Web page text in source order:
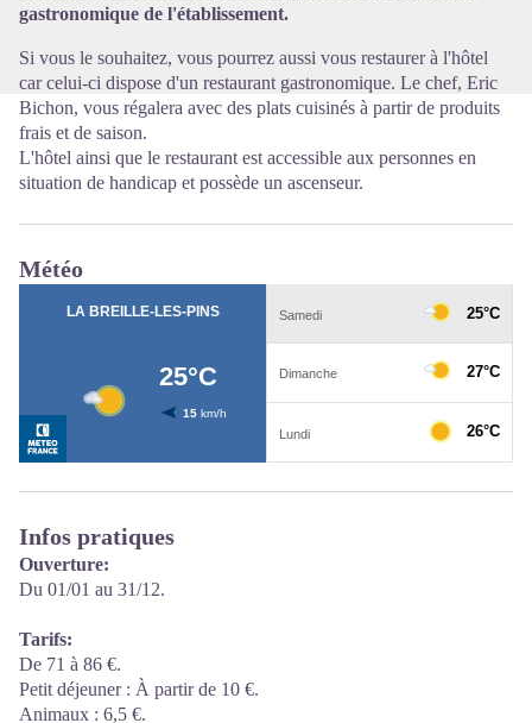
gastronomique de l'établissement.
Si vous le souhaitez, vous pourrez aussi vous restaurer à l'hôtel
car celui-ci dispose d'un restaurant gastronomique. Le chef, Eric
Bichon, vous régalera avec des plats cuisinés à partir de produits
frais et de saison.
L'hôtel ainsi que le restaurant est accessible aux personnes en
situation de handicap et possède un ascenseur.
Météo
Infos pratiques
Ouverture:
Du 01/01 au 31/12.
Tarifs:
De 71 à 86 €.
Petit déjeuner : À partir de 10 €.
Animaux : 6,5 €.